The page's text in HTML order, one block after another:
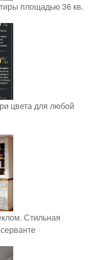
площадью 36 кв.
цвета для любой
Стильная